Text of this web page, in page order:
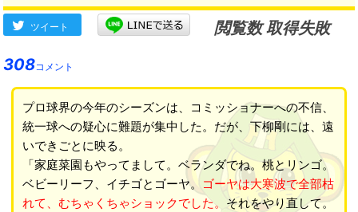
ツイート
閲覧数 取得失敗
308コメント
プロ球界の今年のシーズンは、コミッショナーへの不信、
統一球への疑心に難題が集中した。だが、下柳剛には、遠
いできごとに映る。
「家庭菜園もやってまして。ベランダでね。桃とリンゴ。
ベビーリーフ、イチゴとゴーヤ。
ゴーヤは大寒波で全部枯
れて、むちゃくちゃショックでした。 それをやり直して。